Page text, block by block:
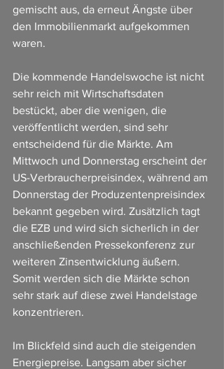
gemischt aus, da erneut Ängste über
den Immobilienmarkt aufgekommen
waren.
Die kommende Handelswoche ist nicht
sehr reich mit Wirtschaftsdaten
bestückt, aber die wenigen, die
veröffentlicht werden, sind sehr
entscheidend für die Märkte. Am
Mittwoch und Donnerstag erscheint der
US-Verbraucherpreisindex, während am
Donnerstag der Produzentenpreisindex
bekannt gegeben wird. Zusätzlich tagt
die EZB und wird sich sicherlich in der
anschließenden Pressekonferenz zur
weiteren Zinsentwicklung äußern.
Somit werden sich die Märkte schon
sehr stark auf diese zwei Handelstage
konzentrieren.
Im Blickfeld sind auch die steigenden
Energiepreise. Langsam aber sicher